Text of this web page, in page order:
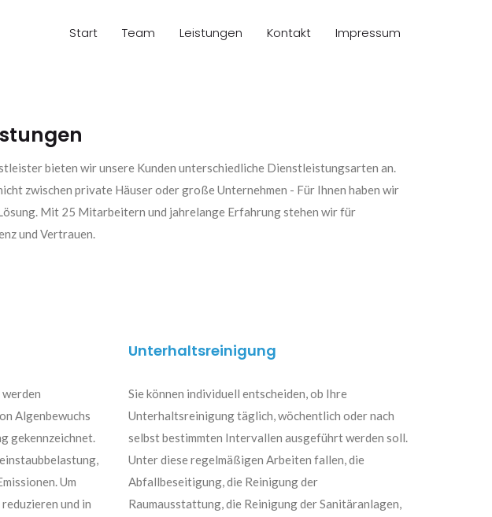
Start Team Leistungen Kontakt Impressum
bieten wir unsere Kunden unterschiedliche Dienstleistungsarten an.
zwischen private Häuser oder große Unternehmen - Für Ihnen haben wir
Mit 25 Mitarbeitern und jahrelange Erfahrung stehen wir für
und Vertrauen.
Algenbewuchs
gekennzeichnet.
Um
und in
Unterhaltsreinigung
Sie können individuell entscheiden, ob Ihre
Unterhaltsreinigung täglich, wöchentlich oder nach
selbst bestimmten Intervallen ausgeführt werden soll.
Unter diese regelmäßigen Arbeiten fallen, die
Abfallbeseitigung, die Reinigung der
Raumausstattung, die Reinigung der Sanitäranlagen,